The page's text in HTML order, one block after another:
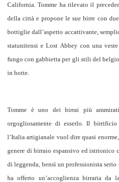
California. Tomme ha rilevato il
della città e propone le sue birre con
bottiglie dall’aspetto accattivante,
statunitensi e Lost Abbey con una
fungo con gabbietta per gli stili del
in botte.
Tomme è uno dei birrai più
orgogliosamente di esserlo. Il
l’Italia artigianale vuol dire quasi
genere di birraio espansivo ed istrionico
di leggenda, bensì un professionista
ha offerto un’accoglienza birraria da